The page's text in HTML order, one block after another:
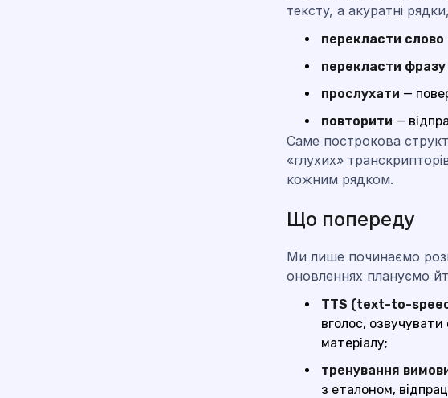
тексту, а акуратні
перекласти слово
перекласти фразу
прослухати —
повторити —
Саме построкова
«глухих»
кожним рядком.
Що попереду
Ми лише починаємо
оновленнях плануємо
TTS (text-to-
вголос,
матеріалу;
тренування
з еталоном,